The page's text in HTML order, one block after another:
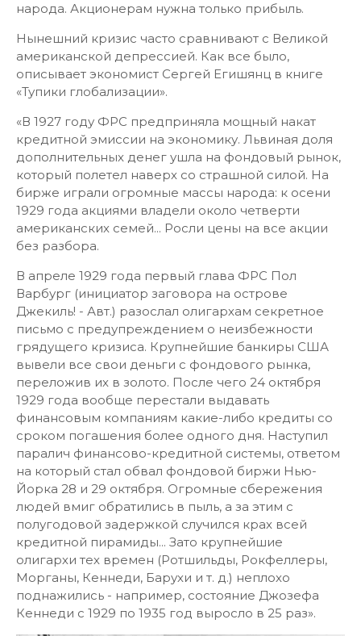
народа. Акционерам нужна только прибыль.
Нынешний кризис часто сравнивают с Великой
американской депрессией. Как все было,
описывает экономист Сергей Егишянц в книге
«Тупики глобализации».
«В 1927 году ФРС предприняла мощный накат
кредитной эмиссии на экономику. Львиная доля
дополнительных денег ушла на фондовый рынок,
который полетел наверх со страшной силой. На
бирже играли огромные массы народа: к осени
1929 года акциями владели около четверти
американских семей... Росли цены на все акции
без разбора.
В апреле 1929 года первый глава ФРС Пол
Варбург (инициатор заговора на острове
Джекиль! - Авт.) разослал олигархам секретное
письмо с предупреждением о неизбежности
грядущего кризиса. Крупнейшие банкиры США
вывели все свои деньги с фондового рынка,
переложив их в золото. После чего 24 октября
1929 года вообще перестали выдавать
финансовым компаниям какие-либо кредиты со
сроком погашения более одного дня. Наступил
паралич финансово-кредитной системы, ответом
на который стал обвал фондовой биржи Нью-
Йорка 28 и 29 октября. Огромные сбережения
людей вмиг обратились в пыль, а за этим с
полугодовой задержкой случился крах всей
кредитной пирамиды... Зато крупнейшие
олигархи тех времен (Ротшильды, Рокфеллеры,
Морганы, Кеннеди, Барухи и т. д.) неплохо
поднажились - например, состояние Джозефа
Кеннеди с 1929 по 1935 год выросло в 25 раз».